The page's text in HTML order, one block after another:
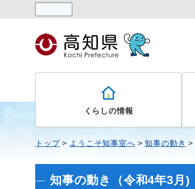
くらしの情報
トップ ようこそ知事室へ 知事の動き
知事の動き（令和4年3月)